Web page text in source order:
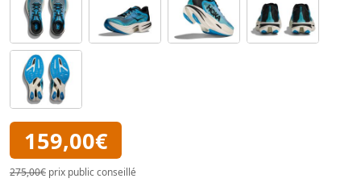
159,00€
275,00€ prix public conseillé